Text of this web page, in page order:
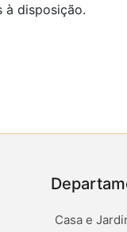
à disposição.
Casa e